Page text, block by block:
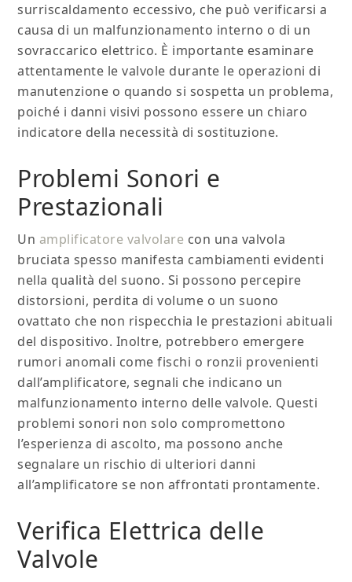
surriscaldamento eccessivo, che può verificarsi a
causa di un malfunzionamento interno o di un
sovraccarico elettrico. È importante esaminare
attentamente le valvole durante le operazioni di
manutenzione o quando si sospetta un problema,
poiché i danni visivi possono essere un chiaro
indicatore della necessità di sostituzione.
Problemi Sonori e
Prestazionali
Un amplificatore valvolare con una valvola
bruciata spesso manifesta cambiamenti evidenti
nella qualità del suono. Si possono percepire
distorsioni, perdita di volume o un suono
ovattato che non rispecchia le prestazioni abituali
del dispositivo. Inoltre, potrebbero emergere
rumori anomali come fischi o ronzii provenienti
dall’amplificatore, segnali che indicano un
malfunzionamento interno delle valvole. Questi
problemi sonori non solo compromettono
l’esperienza di ascolto, ma possono anche
segnalare un rischio di ulteriori danni
all’amplificatore se non affrontati prontamente.
Verifica Elettrica delle
Valvole